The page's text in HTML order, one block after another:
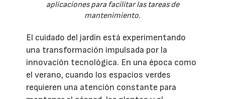
aplicaciones para facilitar las tareas de
mantenimiento.
El cuidado del jardín está experimentando
una transformación impulsada por la
innovación tecnológica. En una época como
el verano, cuando los espacios verdes
requieren una atención constante para